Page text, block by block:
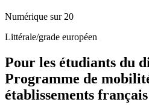
Numérique sur 20
Littérale/grade européen
Pour les étudiants du
Programme de
établissements